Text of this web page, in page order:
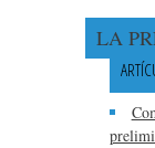
LA